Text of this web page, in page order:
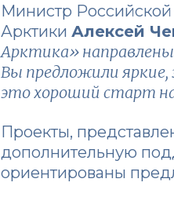
Министр
Арктики Алексей
Арктика»
Вы предложили
это хороший старт
Проекты,
дополнительную
ориентированы